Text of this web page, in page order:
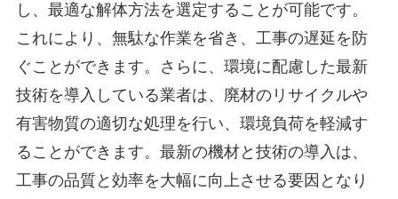
し、最適な解体方法を選定することが可能です。
これにより、無駄な作業を省き、工事の遅延を防
ぐことができます。さらに、環境に配慮した最新
技術を導入している業者は、廃材のリサイクルや
有害物質の適切な処理を行い、環境負荷を軽減す
ることができます。最新の機材と技術の導入は、
工事の品質と効率を大幅に向上させる要因となり